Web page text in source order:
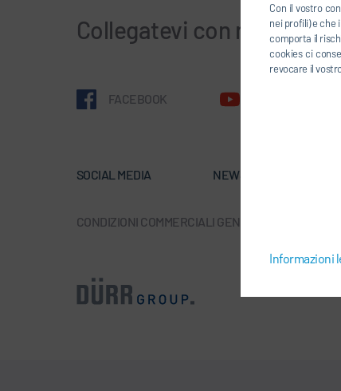
Con il vostro
nei profili) e che
comporta il
cookies ci
revocare il
Informazioni
Collegatevi con noi
FACEBOOK
SOCIAL MEDIA NEWSLETTER
CONDIZIONI COMMERCIALI GENERALI